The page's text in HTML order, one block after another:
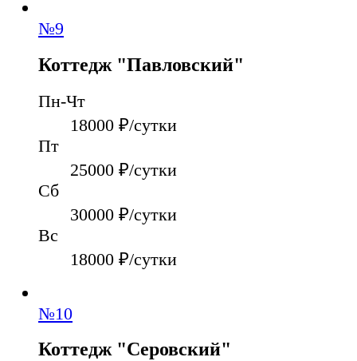
№9
Коттедж "Павловский"
Пн-Чт
18000 ₽/сутки
Пт
25000 ₽/сутки
Сб
30000 ₽/сутки
Вс
18000 ₽/сутки
№10
Коттедж "Серовский"